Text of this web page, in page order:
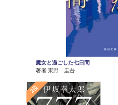
魔女と過ごした七日間
著者 東野 圭吾
2位